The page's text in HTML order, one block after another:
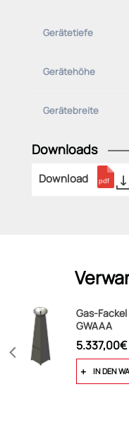
Gerätetiefe
Gerätehöhe
Gerätebreite
Downloads
Download
Gas-
GWAAA
5.337,00€
IN DEN